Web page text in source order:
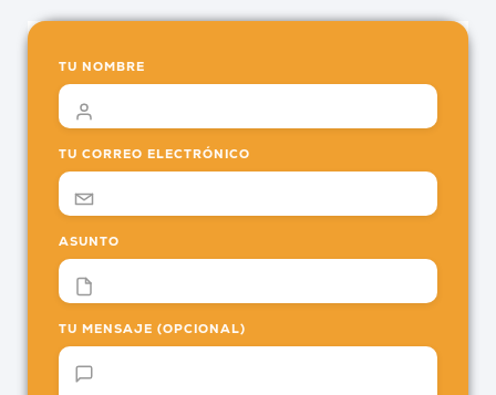
TU NOMBRE
TU CORREO ELECTRÓNICO
ASUNTO
TU MENSAJE (OPCIONAL)